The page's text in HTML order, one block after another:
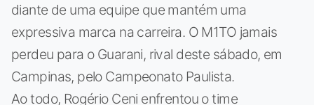
diante de uma equipe que mantém uma
expressiva marca na carreira. O M1TO jamais
perdeu para o Guarani, rival deste sábado, em
Campinas, pelo Campeonato Paulista.
Ao todo, Rogério Ceni enfrentou o time